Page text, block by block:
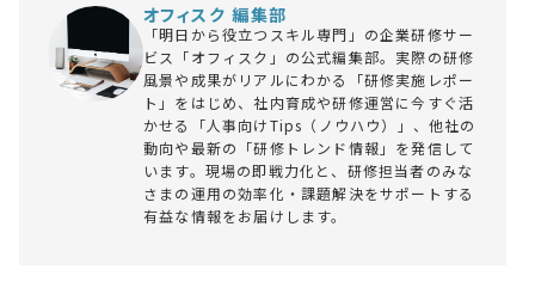
オフィスク 編集部
「明日から役立つスキル専門」の企業研修サー
ビス「オフィスク」の公式編集部。実際の研修
風景や成果がリアルにわかる「研修実施レポー
ト」をはじめ、社内育成や研修運営に今すぐ活
かせる「人事向けTips（ノウハウ）」、他社の
動向や最新の「研修トレンド情報」を発信して
います。現場の即戦力化と、研修担当者のみな
さまの運用の効率化・課題解決をサポートする
有益な情報をお届けします。